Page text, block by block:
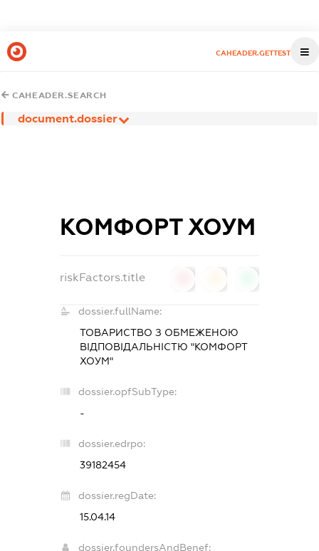
CAHEADER.GETTEST
CAHEADER.SEARCH
document.dossier
КОМФОРТ ХОУМ
riskFactors.title
dossier.fullName:
ТОВАРИСТВО З ОБМЕЖЕНОЮ
ВІДПОВІДАЛЬНІСТЮ "КОМФОРТ
ХОУМ"
dossier.opfSubType:
-
dossier.edrpo:
39182454
dossier.regDate:
15.04.14
dossier.foundersAndBenef: